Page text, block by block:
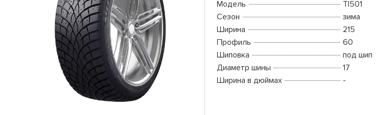
Модель
TI501
Сезон
зима
Ширина
215
Профиль
60
Шиповка
под шип
Диаметр шины
17
Ширина в дюймах
-